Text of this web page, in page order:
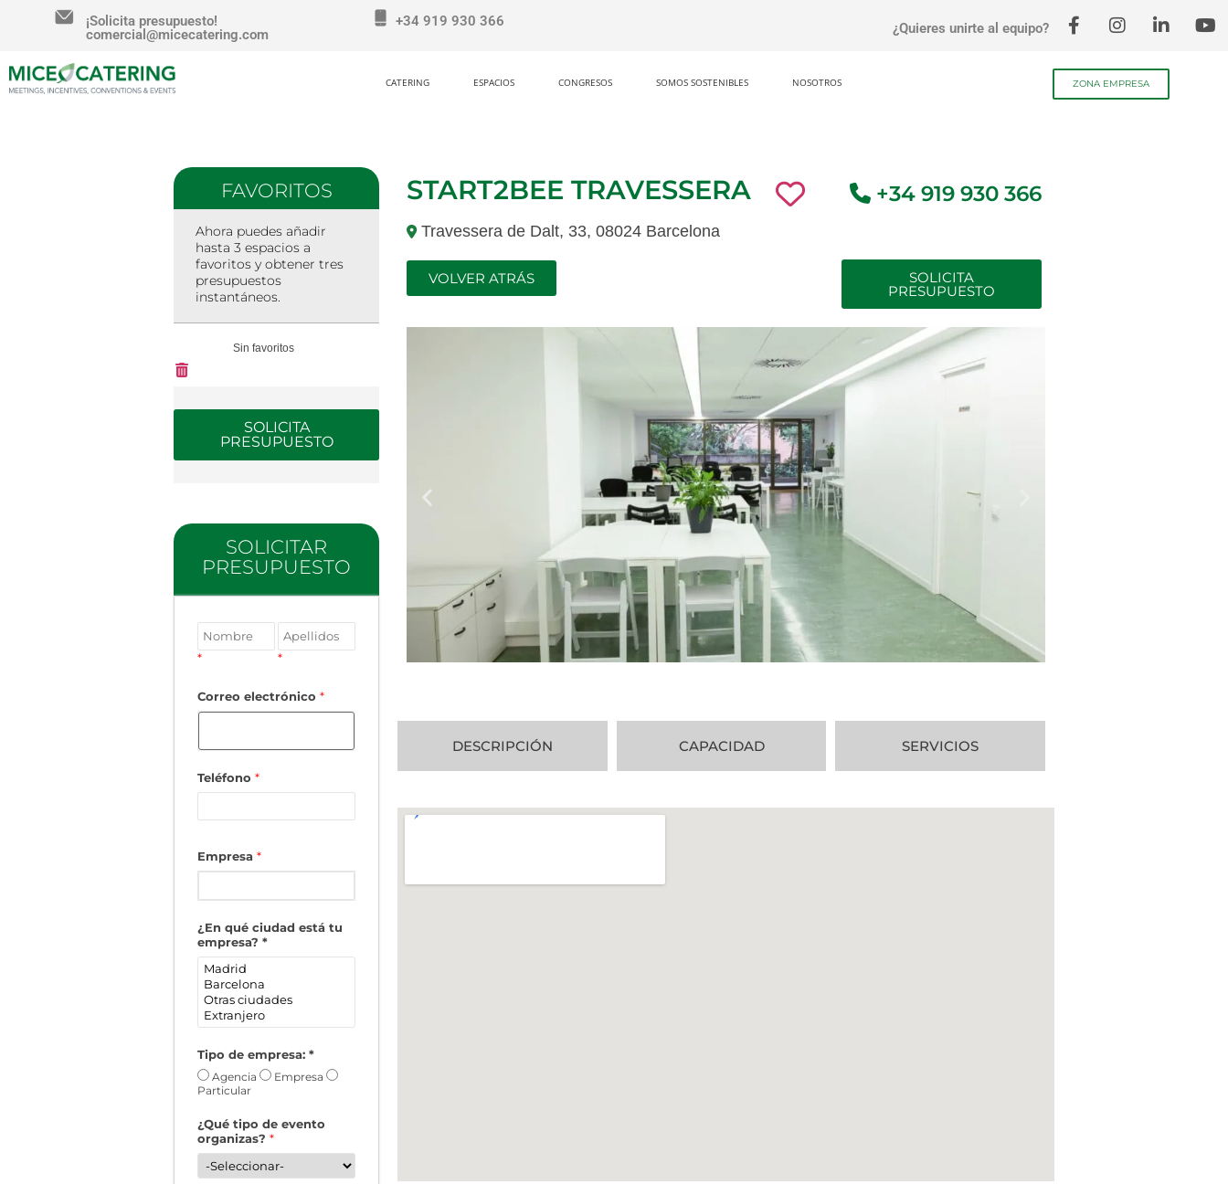
¡Solicita presupuesto!
comercial@micecatering.com
+34 919 930 366 ¿Quieres unirte al equipo?
CATERING ESPACIOS CONGRESOS SOMOS SOSTENIBLES NOSOTROS ZONA EMPRESA
FAVORITOS
Ahora puedes añadir
hasta 3 espacios a
favoritos y obtener tres
presupuestos
instantáneos.
Sin favoritos
SOLICITA
PRESUPUESTO
SOLICITAR
PRESUPUESTO
* *
Correo electrónico *
Teléfono *
Empresa *
¿En qué ciudad está tu
empresa? *
Tipo de empresa: *
Agencia
Empresa
Particular
¿Qué tipo de evento
organizas? *
START2BEE TRAVESSERA
Travessera de Dalt, 33, 08024 Barcelona
VOLVER ATRÁS
+34 919 930 366
SOLICITA
PRESUPUESTO
DESCRIPCIÓN CAPACIDAD SERVICIOS